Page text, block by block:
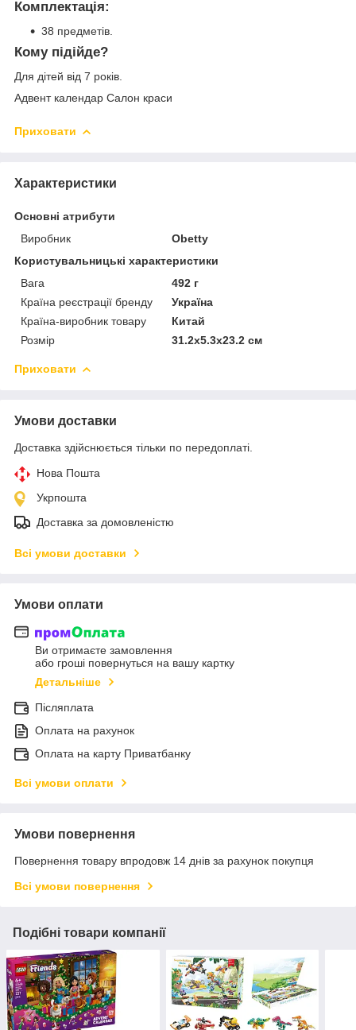
Комплектація:
38 предметів.
Кому підійде?
Для дітей від 7 років.
Адвент календар Салон краси
Приховати
Характеристики
Основні атрибути
Виробник
Obetty
Користувальницькі характеристики
Вага
492 г
Країна реєстрації бренду
Україна
Країна-виробник товару
Китай
Розмір
31.2x5.3x23.2 см
Приховати
Умови доставки
Доставка здійснюється тільки по передоплаті.
Нова Пошта
Укрпошта
Доставка за домовленістю
Всі умови доставки
Умови оплати
Ви отримаєте замовлення
або гроші повернуться на вашу картку
Детальніше
Післяплата
Оплата на рахунок
Оплата на карту Приватбанку
Всі умови оплати
Умови повернення
Повернення товару впродовж 14 днів за рахунок покупця
Всі умови повернення
Подібні товари компанії